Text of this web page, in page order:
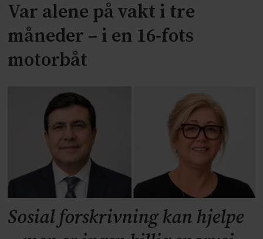
Var alene på vakt i tre
måneder – i en 16-fots
motorbåt
Sosial forskrivning kan hjelpe